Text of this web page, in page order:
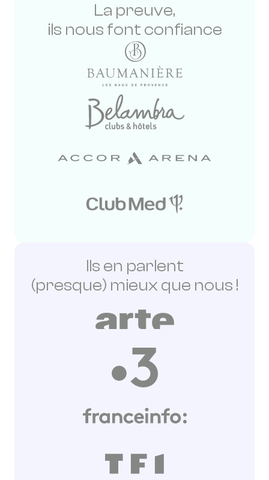
La preuve,
ils nous font confiance
Ils en parlent
(presque) mieux que nous !